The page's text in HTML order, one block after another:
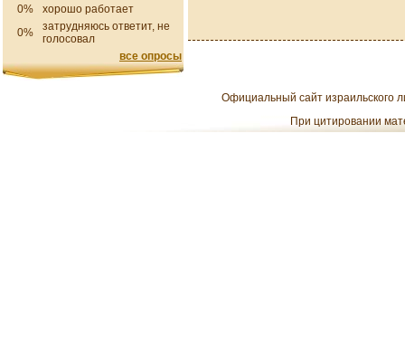
0%
хорошо работает
0%
затрудняюсь ответит, не
голосовал
все опросы
Официальный сайт израильского
При цитировании